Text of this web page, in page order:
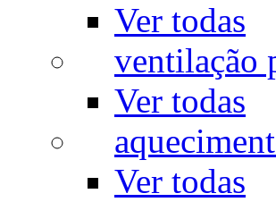
Ver todas
ventilação
Ver todas
Ver todas